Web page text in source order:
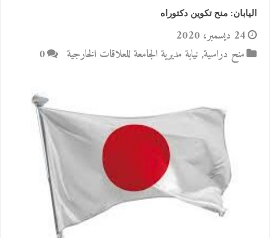
اليابان: منح تكوين دكتوراه
24 ديسمبر، 2020
منح دراسية, نيابة مديرية الجامعة للعلاقات الخارجية 0